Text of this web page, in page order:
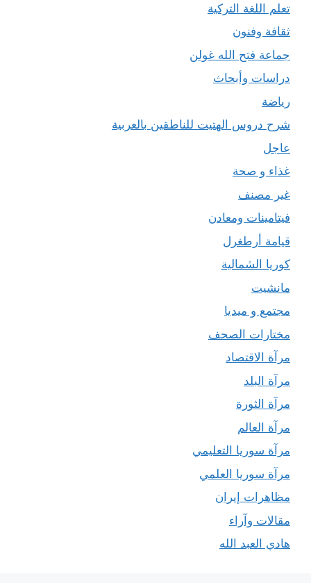
تعلم اللغة التركية
ثقافة وفنون
جماعة فتح الله غولن
دراسات وأبحاث
رياضة
شرح دروس الهتيت للناطقين بالعربية
عاجل
غذاء و صحة
غير مصنف
فيتامينات ومعادن
قيامة أرطغرل
كوريا الشمالية
مانشيت
مجتمع و ميديا
مختارات الصحف
مرآة الاقتصاد
مرآة البلد
مرآة الثورة
مرآة العالم
مرآة سوريا التعليمي
مرآة سوريا العلمي
مظاهرات إيران
مقالات وآراء
هادي العبد الله